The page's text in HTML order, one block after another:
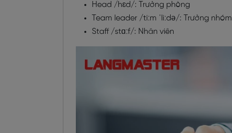
Head /hɛd/: Trưởng phòng
Team leader /tiːm ˈliːdə/: Trưởng nhóm
Staff /stɑːf/: Nhân viên